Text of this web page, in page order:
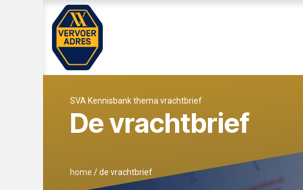
Overslaan naar inhoud
SVA Kennisbank thema vrachtbrief
De vrachtbrief
home /de vrachtbrief